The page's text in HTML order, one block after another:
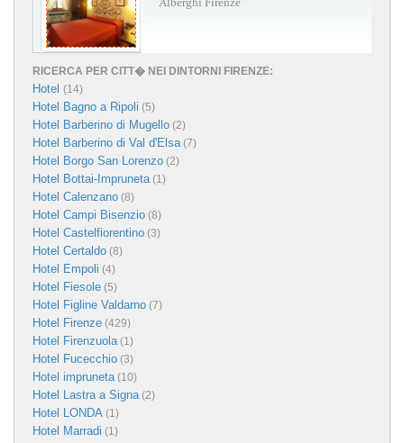
RICERCA PER CITT� NEI DINTORNI FIRENZE:
Hotel (14)
Hotel Bagno a Ripoli (5)
Hotel Barberino di Mugello (2)
Hotel Barberino di Val d'Elsa(7)
Hotel Borgo San Lorenzo (2)
Hotel Bottai-Impruneta(1)
Hotel Calenzano (8)
Hotel Campi Bisenzio (8)
Hotel Castelfiorentino (3)
Hotel Certaldo (8)
Hotel Empoli (4)
Hotel Fiesole (5)
Hotel Figline Valdarno (7)
Hotel Firenze (429)
Hotel Firenzuola(1)
Hotel Fucecchio (3)
Hotel impruneta(10)
Hotel Lastra a Signa(2)
Hotel LONDA (1)
Hotel Marradi (1)